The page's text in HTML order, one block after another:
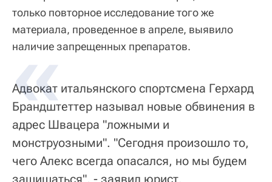
только повторное исследование того же
материала, проведенное в апреле, выявило
наличие запрещенных препаратов.
Адвокат итальянского спортсмена Герхард
Брандштеттер называл новые обвинения в
адрес Швацера "ложными и
монструозными". "Сегодня произошло то,
чего Алекс всегда опасался, но мы будем